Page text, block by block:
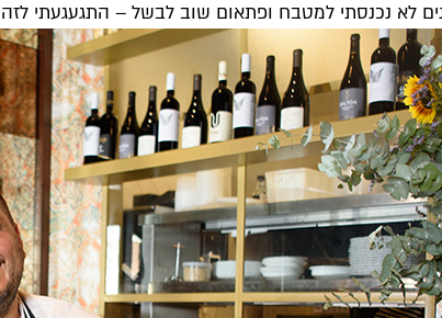
נכנסתי למטבח ופתאום שוב לבשל – התגעגעתי לזה